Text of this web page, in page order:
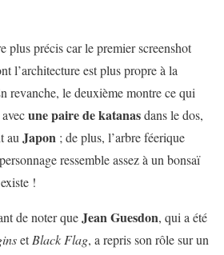
plus précis car le premier screenshot
l’architecture est plus propre à la
revanche, le deuxième montre ce qui
une paire de katanasdans le dos,
auJapon ; de plus, l’arbre féerique
ressemble assez à un bonsaï
!
de noter queJean Guesdon, qui a été
etBlack Flag, a repris son rôle sur un